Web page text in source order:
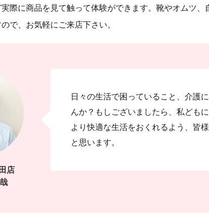
際に商品を見て触って体験ができます。靴やオムツ、
で、お気軽にご来店下さい。
店
日々の生活で困っていること、介護
んか？もしございましたら、私ども
より快適な生活をおくれるよう、皆
と思います。